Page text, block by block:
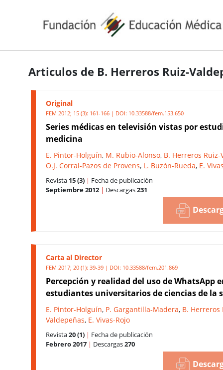
Articulos de B. Herreros Ruiz-
Original
FEM 2012; 15 (3): 161-166 | DOI: 10.33588/fem.153.650
Series médicas en televisión vistas por
medicina
E. Pintor-Holguín, M. Rubio-Alonso, B. Herreros
O.J. Corral-Pazos de Provens, L. Buzón-Rueda, E.
Revista 15 (3) | Fecha de publicación
Septiembre 2012 | Descargas231
Carta al Director
FEM 2017; 20 (1): 39-39 | DOI: 10.33588/fem.201.869
Percepción y realidad del uso de WhatsApp
estudiantes universitarios de ciencias de la
E. Pintor-Holguín, P. Gargantilla-Madera, B. Herreros
Valdepeñas, E. Vivas-Rojo
Revista20 (1) | Fecha de publicación
Febrero 2017 | Descargas270